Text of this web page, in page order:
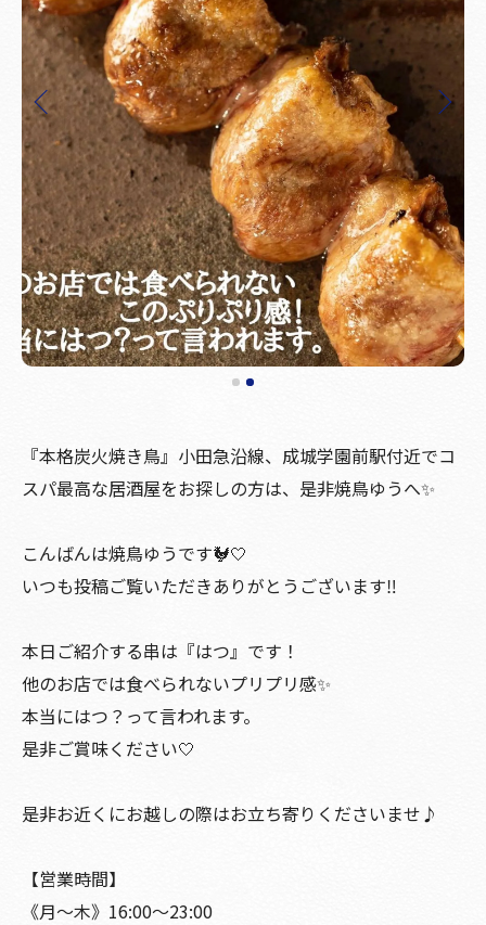
『本格炭火焼き鳥』小田急沿線、成城学園前駅付近でコ
スパ最高な居酒屋をお探しの方は、是非焼鳥ゆうへ✨
こんばんは焼鳥ゆうです🐓🤍
いつも投稿ご覧いただきありがとうございます‼️
本日ご紹介する串は『はつ』です！
他のお店では食べられないプリプリ感✨
本当にはつ？って言われます。
是非ご賞味ください🤍
是非お近くにお越しの際はお立ち寄りくださいませ♪
【営業時間】
《月〜木》16:00〜23:00